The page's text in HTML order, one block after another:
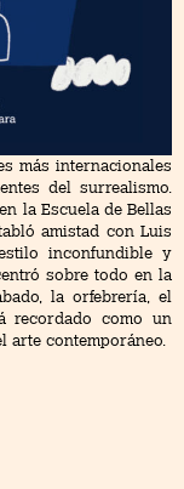
más internacionales
del surrealismo.
la Escuela de Bellas
amistad con Luis
inconfundible y
sobre todo en la
la orfebrería, el
recordado como un
arte contemporáneo.